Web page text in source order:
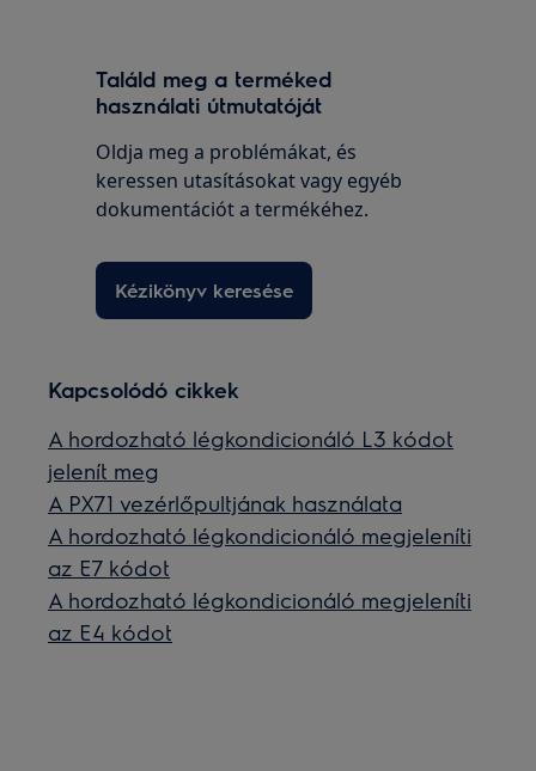
Találd meg a terméked
használati útmutatóját
Oldja meg a problémákat, és
keressen utasításokat vagy egyéb
dokumentációt a termékéhez.
Kézikönyv keresése
Kapcsolódó cikkek
A hordozható légkondicionáló L3 kódot
jelenít meg
A PX71 vezérlőpultjának használata
A hordozható légkondicionáló megjeleníti
az E7 kódot
A hordozható légkondicionáló megjeleníti
az E4 kódot